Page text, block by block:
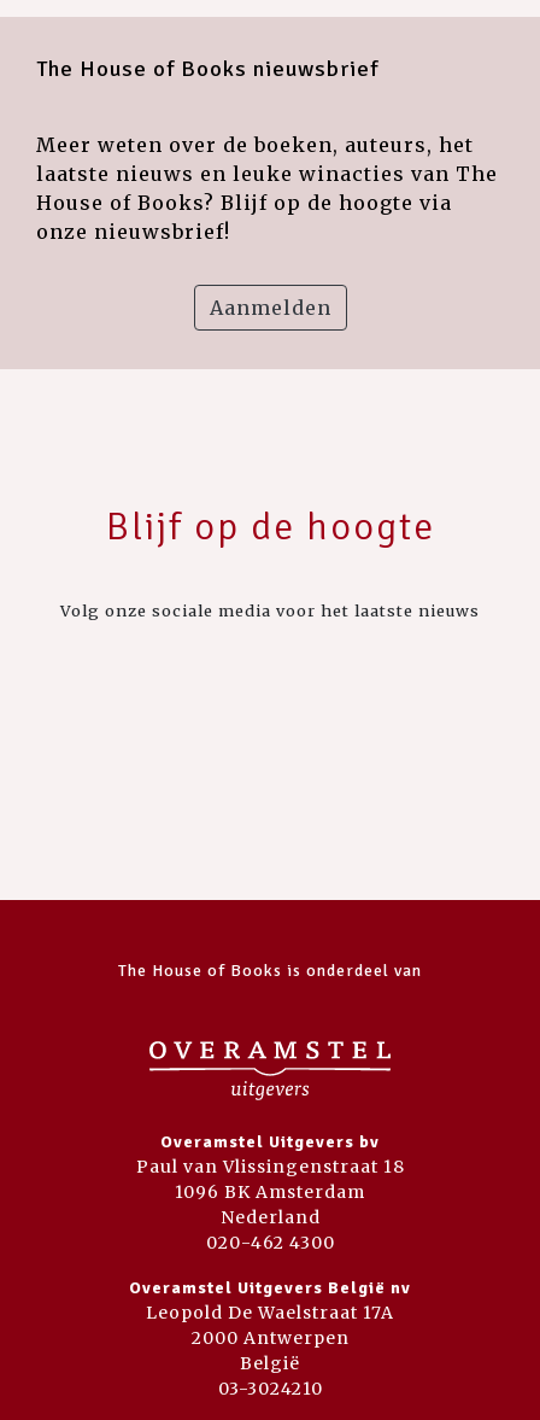
The House of Books nieuwsbrief
Meer weten over de boeken, auteurs, het
laatste nieuws en leuke winacties van The
House of Books? Blijf op de hoogte via
onze nieuwsbrief!
Aanmelden
Blijf op de hoogte
Volg onze sociale media voor het laatste nieuws
The House of Books is onderdeel van
Overamstel Uitgevers bv
Paul van Vlissingenstraat 18
1096 BK Amsterdam
Nederland
020-462 4300
Overamstel Uitgevers België nv
Leopold De Waelstraat 17A
2000 Antwerpen
België
03-3024210